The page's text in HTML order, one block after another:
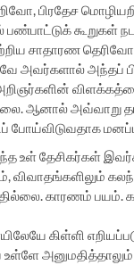
பிரதேச
கூறுகள்
சாதாரண தெரிவோ
அவர்களால் அந்தப்
ஆனால் அவ்வாறு
போய்விடுவதாக
உள் தேசிகர்கள்
விவாதங்களிலும்
காரணம் பயம்.
கிள்ளி